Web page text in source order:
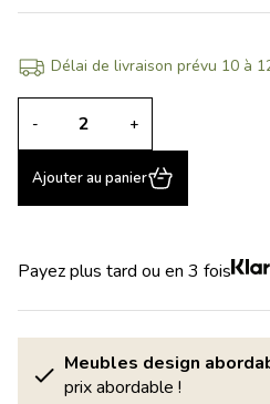
Délai de livraison prévu 10 à
- +
Ajouter au panier
Payez plus tard ou en 3 fois
Meubles design
prix abordable !